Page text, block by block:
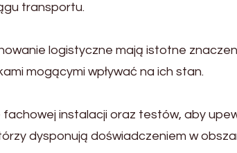
transportu.
logistyczne mają istotne
mogącymi wpływać na ich stan.
instalacji oraz testów, aby
dysponują doświadczeniem w